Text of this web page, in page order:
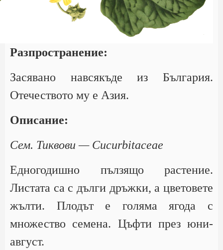
Разпространение:
Засявано навсякъде из България.
Отечеството му е Азия.
Описание:
Сем. Тиквови — Cucurbitaceae
Едногодишно пълзящо растение.
Листата са с дълги дръжки, а цветовете
жълти. Плодът е голяма ягода с
множество семена. Цъфти през юни-
август.